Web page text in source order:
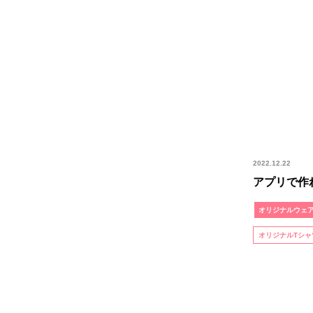
2022.12.22
アプリで作
オリジナルウェ
オリジナルTシャ